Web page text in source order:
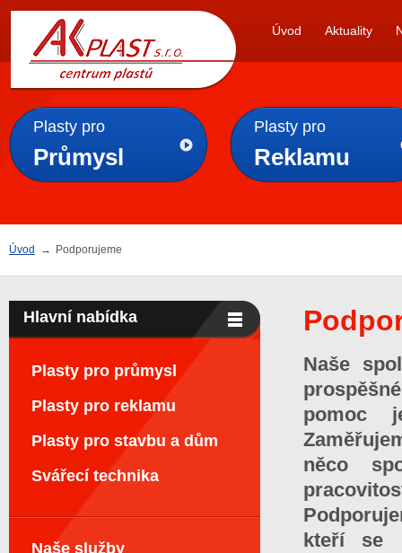
AKPLAST s.r.o.
Úvod Aktuality
Plasty pro
Průmysl
Plasty pro
Reklamu
Úvod → Podporujeme
Naše
pomoc
něco
kteří se
Hlavní nabídka
Plasty pro průmysl
Plasty pro reklamu
Plasty pro stavbu a dům
Svářecí technika
Naše služby